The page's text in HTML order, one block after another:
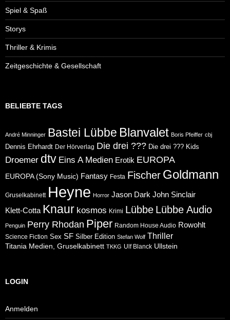
Spiel & Spaß
Storys
Thriller & Krimis
Zeitgeschichte & Gesellschaft
BELIEBTE TAGS
André Minninger Bastei Lübbe Blanvalet Boris Pfeiffer cbj
Dennis Ehrhardt Der Hörverlag Die drei ??? Die drei ??? Kids
Droemer dtv Eins A Medien Erotik EUROPA
EUROPA (Sony Music) Fantasy Festa Fischer Goldmann
Gruselkabinett Heyne Horror Jason Dark John Sinclair
Klett-Cotta Knaur kosmos Krimi Lübbe Lübbe Audio
Penguin Perry Rhodan Piper Random House Audio Rowohlt
Science Fiction Sex SF Silber Edition Stefan Wolf Thriller
Titania Medien, Gruselkabinett TKKG Ulf Blanck Ullstein
LOGIN
Anmelden